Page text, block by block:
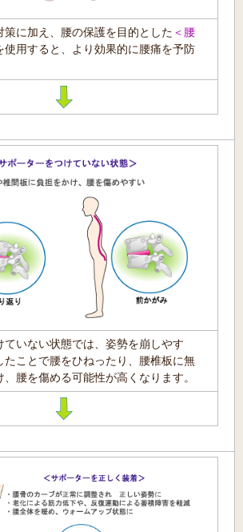
策に加え、腰の保護を目的とした ＜腰
使用すると、より効果的に腰痛を予防
ていない状態では、姿勢を崩しやす
たことで腰をひねったり、腰椎板に無
腰を傷める可能性が高くなります。